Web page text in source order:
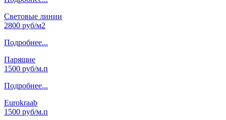
Световые линии
2800 руб/м2
Подробнее...
Парящие
1500 руб/м.п
Подробнее...
Eurokraab
1500 руб/м.п